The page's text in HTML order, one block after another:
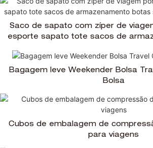
Saco de sapato com zíper de
esporte sapato tote sacos de
Bagagem leve Weekender Bolsa
Bolsa
Cubos de embalagem de
para viagens